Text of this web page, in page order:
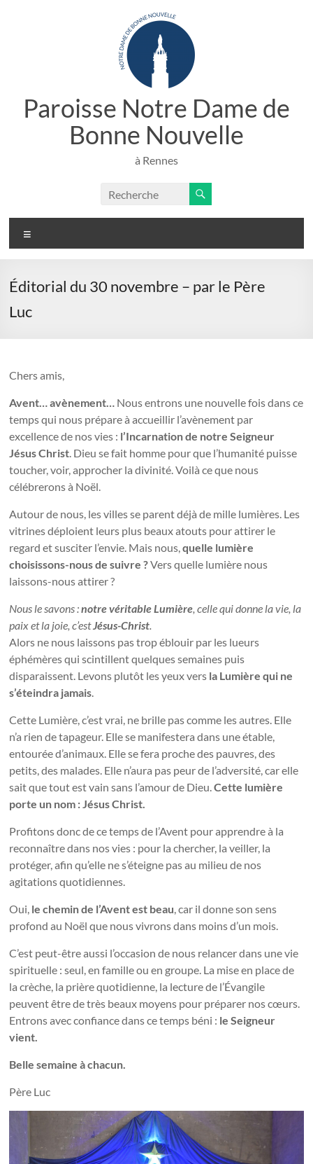
Paroisse Notre Dame de
Bonne Nouvelle
à Rennes
Éditorial du 30 novembre – par le Père
Luc
Chers amis,
Avent… avènement… Nous entrons une nouvelle fois dans ce
temps qui nous prépare à accueillir l’avènement par
excellence de nos vies : l’Incarnation de notre Seigneur
Jésus Christ. Dieu se fait homme pour que l’humanité puisse
toucher, voir, approcher la divinité. Voilà ce que nous
célébrerons à Noël.
Autour de nous, les villes se parent déjà de mille lumières. Les
vitrines déploient leurs plus beaux atouts pour attirer le
regard et susciter l’envie. Mais nous,quelle lumière
choisissons-nous de suivre ?Vers quelle lumière nous
laissons-nous attirer ?
Nous le savons :notre véritable Lumière, celle qui donne la vie, la
paix et la joie, c’estJésus-Christ.
Alors ne nous laissons pas trop éblouir par les lueurs
éphémères qui scintillent quelques semaines puis
disparaissent. Levons plutôt les yeux vers la Lumière qui ne
s’éteindra jamais.
Cette Lumière, c’est vrai, ne brille pas comme les autres. Elle
n’a rien de tapageur. Elle se manifestera dans une étable,
entourée d’animaux. Elle se fera proche des pauvres, des
petits, des malades. Elle n’aura pas peur de l’adversité, car elle
sait que tout est vain sans l’amour de Dieu.Cette lumière
porte un nom : Jésus Christ.
Profitons donc de ce temps de l’Avent pour apprendre à la
reconnaître dans nos vies : pour la chercher, la veiller, la
protéger, afin qu’elle ne s’éteigne pas au milieu de nos
agitations quotidiennes.
Oui, le chemin de l’Avent est beau, car il donne son sens
profond au Noël que nous vivrons dans moins d’un mois.
C’est peut-être aussi l’occasion de nous relancer dans une vie
spirituelle : seul, en famille ou en groupe. La mise en place de
la crèche, la prière quotidienne, la lecture de l’Évangile
peuvent être de très beaux moyens pour préparer nos cœurs.
Entrons avec confiance dans ce temps béni : le Seigneur
vient.
Belle semaine à chacun.
Père Luc